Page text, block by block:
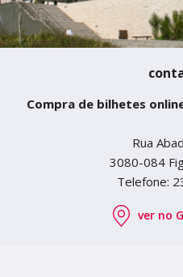
Compra de bilhetes
Rua
3080-084
Telefone:
ver no